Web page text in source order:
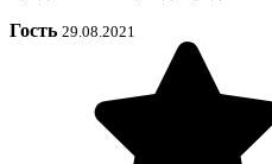
Гость 29.08.2021